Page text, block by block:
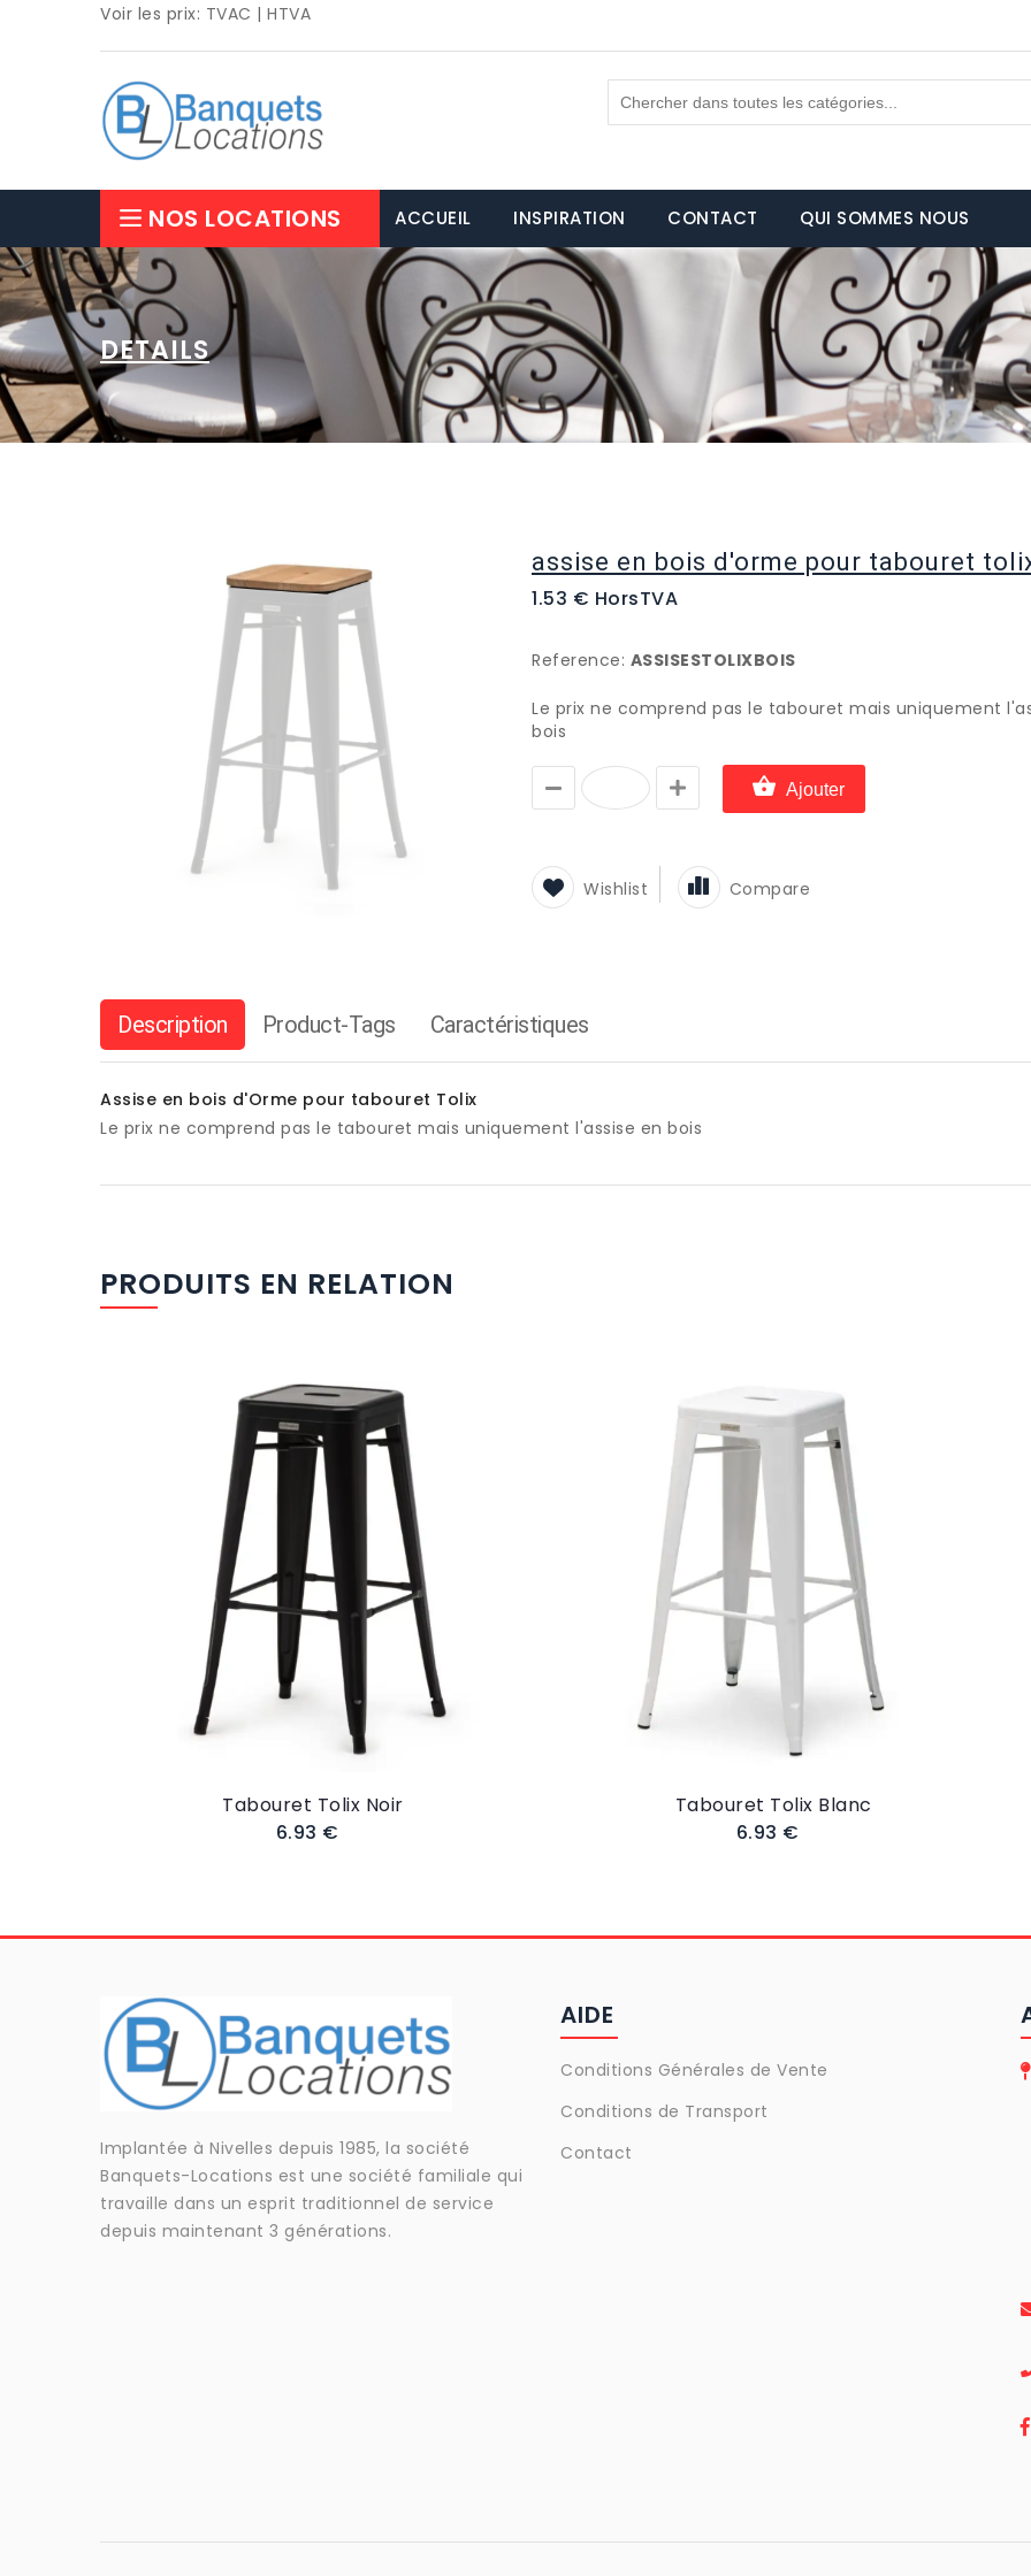
Voir les prix: TVAC | HTVA
NOS LOCATIONS ACCUEIL INSPIRATION CONTACT QUI SOMMES NOUS
DETAILS
assise en bois d'orme pour tabouret
1.53 € HorsTVA
Reference: ASSISESTOLIXBOIS
Le prix ne comprend pas le tabouret mais uniquement
bois
Ajouter
Wishlist Compare
Description Product-Tags Caractéristiques
Assise en bois d'Orme pour tabouret Tolix
Le prix ne comprend pas le tabouret mais uniquement l'assise en bois
PRODUITS EN RELATION
Tabouret Tolix Noir
6.93 €
Tabouret Tolix Blanc
6.93 €
Implantée à Nivelles depuis 1985, la société
Banquets-Locations est une société familiale qui
travaille dans un esprit traditionnel de service
depuis maintenant 3 générations.
AIDE
Conditions Générales de Vente
Conditions de Transport
Contact